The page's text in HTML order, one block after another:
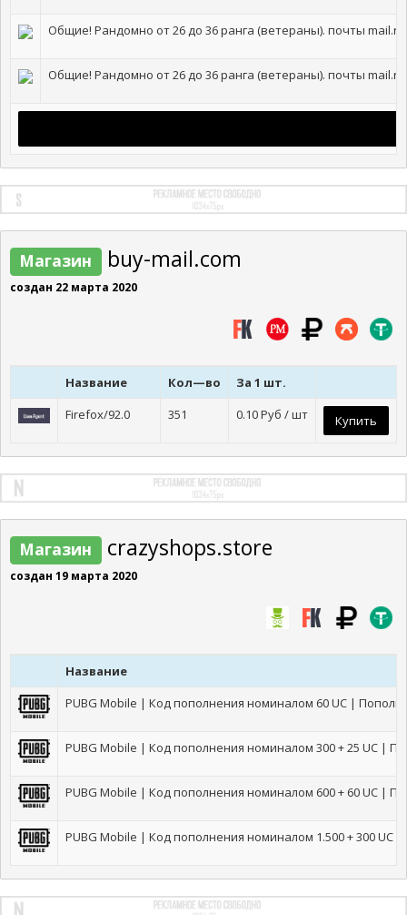
Общие! Рандомно от 26 до 36 ранга (ветераны). почты
Общие! Рандомно от 26 до 36 ранга (ветераны). почты
Магазин buy-mail.com
создан 22 марта 2020
Название Кол—во
За 1 шт.
Firefox/92.0
351 0.10Руб / шт Купить
Магазин crazyshops.store
создан 19 марта 2020
Название
PUBG Mobile | Код пополнения номиналом 60 UC |
PUBG Mobile | Код пополнения номиналом 300 + 25 UC |
PUBG Mobile | Код пополнения номиналом 600 + 60 UC |
PUBG Mobile | Код пополнения номиналом 1.500 + 300 UC